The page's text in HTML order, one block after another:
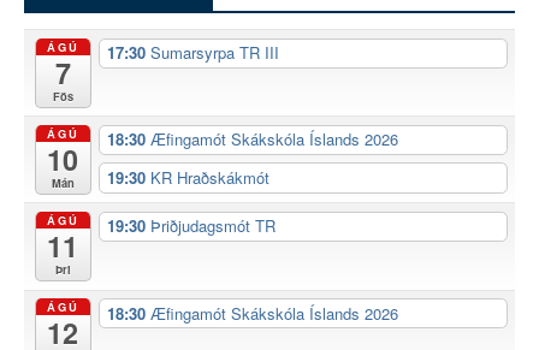
ÁGÚ
7
Fös
17:30 Sumarsyrpa TR III
ÁGÚ
10
Mán
18:30 Æfingamót Skákskóla Íslands 2026
19:30 KR Hraðskákmót
ÁGÚ
11
Þri
19:30 Þriðjudagsmót TR
ÁGÚ
12
18:30 Æfingamót Skákskóla Íslands 2026